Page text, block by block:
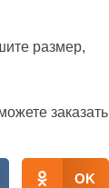
размер,
заказать
OK